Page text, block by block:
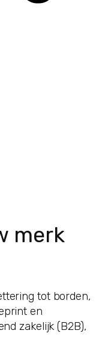
merk
tot borden,
en
zakelijk (B2B),